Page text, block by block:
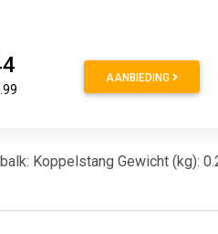
AANBIEDING
Koppelstang Gewicht (kg):